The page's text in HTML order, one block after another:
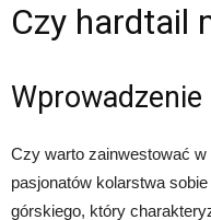
Czy hardtail
Wprowadzenie
Czy warto zainwestować w
pasjonatów kolarstwa
górskiego, który